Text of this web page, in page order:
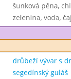
šunková pěna,
zelenina, voda,
drůbeží vývar s
segedínský guláš